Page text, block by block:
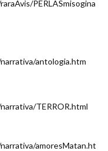
PERLASmisogina
antologia.htm
TERROR.html
amoresMatan.ht